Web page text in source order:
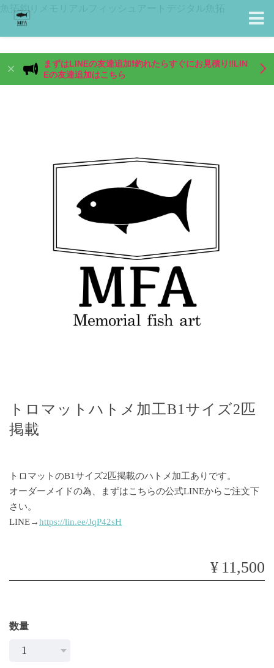
魚拓釣りメモリアルフィッシュアートデジタル魚拓
まずはLINEの友達追加❗️釣れたらすぐにお見積り‼️LIN
Eの友達追加はこちら
トロマットハトメ加工B1サイズ2匹
掲載
トロマットのB1サイズ2匹掲載のハトメ加工ありです。
オーダーメイドの為、まずはこちらの公式LINEからご注文下
さい。
LINE→https://lin.ee/JqP42sH
¥11,500
数量